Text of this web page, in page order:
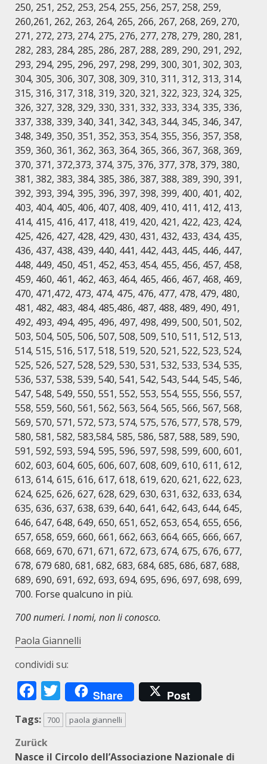
250, 251, 252, 253, 254, 255, 256, 257, 258, 259,
260,261, 262, 263, 264, 265, 266, 267, 268, 269, 270,
271, 272, 273, 274, 275, 276, 277, 278, 279, 280, 281,
282, 283, 284, 285, 286, 287, 288, 289, 290, 291, 292,
293, 294, 295, 296, 297, 298, 299, 300, 301, 302, 303,
304, 305, 306, 307, 308, 309, 310, 311, 312, 313, 314,
315, 316, 317, 318, 319, 320, 321, 322, 323, 324, 325,
326, 327, 328, 329, 330, 331, 332, 333, 334, 335, 336,
337, 338, 339, 340, 341, 342, 343, 344, 345, 346, 347,
348, 349, 350, 351, 352, 353, 354, 355, 356, 357, 358,
359, 360, 361, 362, 363, 364, 365, 366, 367, 368, 369,
370, 371, 372,373, 374, 375, 376, 377, 378, 379, 380,
381, 382, 383, 384, 385, 386, 387, 388, 389, 390, 391,
392, 393, 394, 395, 396, 397, 398, 399, 400, 401, 402,
403, 404, 405, 406, 407, 408, 409, 410, 411, 412, 413,
414, 415, 416, 417, 418, 419, 420, 421, 422, 423, 424,
425, 426, 427, 428, 429, 430, 431, 432, 433, 434, 435,
436, 437, 438, 439, 440, 441, 442, 443, 445, 446, 447,
448, 449, 450, 451, 452, 453, 454, 455, 456, 457, 458,
459, 460, 461, 462, 463, 464, 465, 466, 467, 468, 469,
470, 471,472, 473, 474, 475, 476, 477, 478, 479, 480,
481, 482, 483, 484, 485,486, 487, 488, 489, 490, 491,
492, 493, 494, 495, 496, 497, 498, 499, 500, 501, 502,
503, 504, 505, 506, 507, 508, 509, 510, 511, 512, 513,
514, 515, 516, 517, 518, 519, 520, 521, 522, 523, 524,
525, 526, 527, 528, 529, 530, 531, 532, 533, 534, 535,
536, 537, 538, 539, 540, 541, 542, 543, 544, 545, 546,
547, 548, 549, 550, 551, 552, 553, 554, 555, 556, 557,
558, 559, 560, 561, 562, 563, 564, 565, 566, 567, 568,
569, 570, 571, 572, 573, 574, 575, 576, 577, 578, 579,
580, 581, 582, 583,584, 585, 586, 587, 588, 589, 590,
591, 592, 593, 594, 595, 596, 597, 598, 599, 600, 601,
602, 603, 604, 605, 606, 607, 608, 609, 610, 611, 612,
613, 614, 615, 616, 617, 618, 619, 620, 621, 622, 623,
624, 625, 626, 627, 628, 629, 630, 631, 632, 633, 634,
635, 636, 637, 638, 639, 640, 641, 642, 643, 644, 645,
646, 647, 648, 649, 650, 651, 652, 653, 654, 655, 656,
657, 658, 659, 660, 661, 662, 663, 664, 665, 666, 667,
668, 669, 670, 671, 671, 672, 673, 674, 675, 676, 677,
678, 679 680, 681, 682, 683, 684, 685, 686, 687, 688,
689, 690, 691, 692, 693, 694, 695, 696, 697, 698, 699,
700. Forse qualcuno in più.
700 numeri. I nomi, non li conosco.
Paola Giannelli
condividi su:
Facebook
Twitter
Share Post
Tags: 700 paola giannelli
Beitragsnavigation
Zurück
Nasce il Circolo dell’Associazione Nazionale di